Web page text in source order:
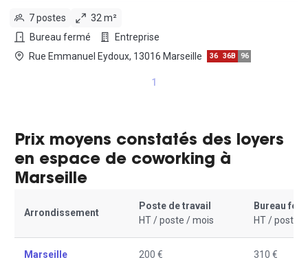
7 postes
32 m²
Bureau fermé
Entreprise
Rue Emmanuel Eydoux, 13016 Marseille
36 36B 96
1
Prix moyens constatés des loyers
en espace de coworking à
Marseille
Arrondissement
Poste de travail
HT / poste / mois
Bureau
HT / poste /
Marseille 200 € 310 €